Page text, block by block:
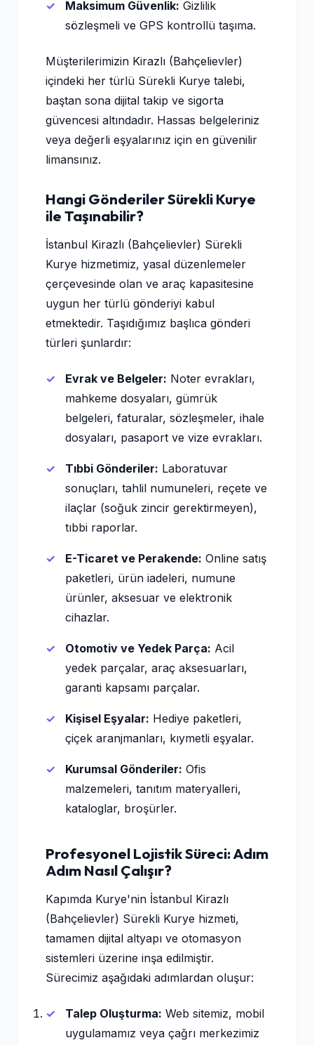
Maksimum Güvenlik: Gizlilik
sözleşmeli ve GPS kontrollü taşıma.
Müşterilerimizin Kirazlı (Bahçelievler)
içindeki her türlü Sürekli Kurye talebi,
baştan sona dijital takip ve sigorta
güvencesi altındadır. Hassas belgeleriniz
veya değerli eşyalarınız için en güvenilir
limansınız.
Hangi Gönderiler Sürekli Kurye
ile Taşınabilir?
İstanbul Kirazlı (Bahçelievler) Sürekli
Kurye hizmetimiz, yasal düzenlemeler
çerçevesinde olan ve araç kapasitesine
uygun her türlü gönderiyi kabul
etmektedir. Taşıdığımız başlıca gönderi
türleri şunlardır:
Evrak ve Belgeler: Noter evrakları,
mahkeme dosyaları, gümrük
belgeleri, faturalar, sözleşmeler, ihale
dosyaları, pasaport ve vize evrakları.
Tıbbi Gönderiler: Laboratuvar
sonuçları, tahlil numuneleri, reçete ve
ilaçlar (soğuk zincir gerektirmeyen),
tıbbi raporlar.
E-Ticaret ve Perakende: Online satış
paketleri, ürün iadeleri, numune
ürünler, aksesuar ve elektronik
cihazlar.
Otomotiv ve Yedek Parça: Acil
yedek parçalar, araç aksesuarları,
garanti kapsamı parçalar.
Kişisel Eşyalar: Hediye paketleri,
çiçek aranjmanları, kıymetli eşyalar.
Kurumsal Gönderiler: Ofis
malzemeleri, tanıtım materyalleri,
kataloglar, broşürler.
Profesyonel Lojistik Süreci: Adım
Adım Nasıl Çalışır?
Kapımda Kurye'nin İstanbul Kirazlı
(Bahçelievler) Sürekli Kurye hizmeti,
tamamen dijital altyapı ve otomasyon
sistemleri üzerine inşa edilmiştir.
Sürecimiz aşağıdaki adımlardan oluşur:
Talep Oluşturma: Web sitemiz, mobil
uygulamamız veya çağrı merkezimiz